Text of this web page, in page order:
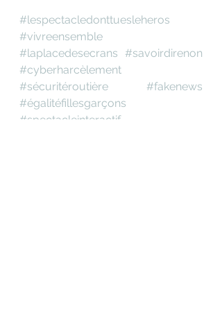
#lespectacledonttuesleheros
#vivreensemble
#laplacedesecrans #savoirdirenon
#cyberharcèlement
#sécuritéroutière
#fakenews
#égalitéfillesgarçons
#spectacleinteractif